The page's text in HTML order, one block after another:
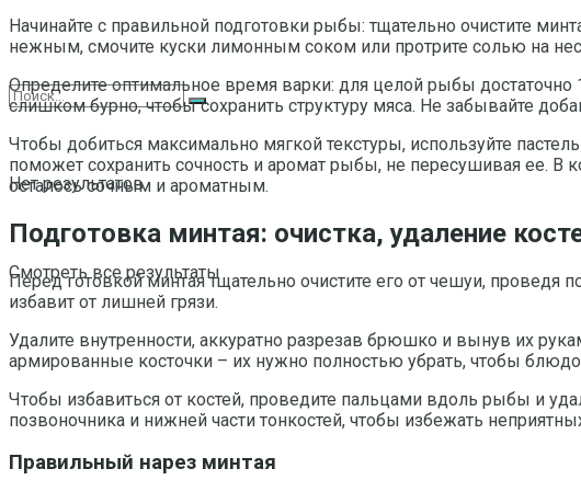
Нет результатов
Смотреть все результаты
Начинайте с правильной подготовки рыбы: тщательно очистите
нежным, смочите куски лимонным соком или протрите солью на
Определите оптимальное время варки: для целой рыбы
слишком бурно, чтобы сохранить структуру мяса. Не забывайте
Чтобы добиться максимально мягкой текстуры, используйте
поможет сохранить сочность и аромат рыбы, не пересушивая ее. В
осталось сочным и ароматным.
Подготовка минтая: очистка, удаление
Перед готовкой минтая тщательно очистите его от чешуи,
избавит от лишней грязи.
Удалите внутренности, аккуратно разрезав брюшко и вынув их
армированные косточки – их нужно полностью убрать, чтобы
Чтобы избавиться от костей, проведите пальцами вдоль рыбы и
позвоночника и нижней части тонкостей, чтобы избежать
Правильный нарез минтая